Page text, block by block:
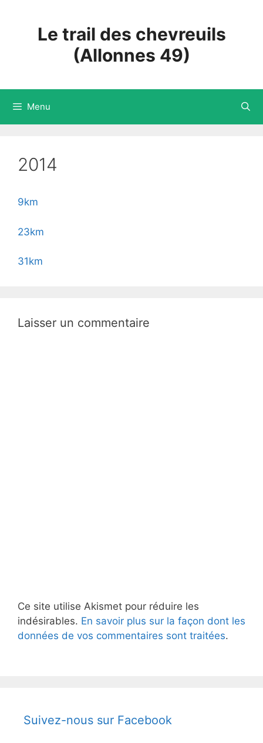
Le trail des chevreuils
(Allonnes 49)
Menu
2014
9km
23km
31km
Laisser un commentaire
Ce site utilise Akismet pour réduire les
indésirables. En savoir plus sur la façon dont les
données de vos commentaires sont traitées.
Suivez-nous sur Facebook